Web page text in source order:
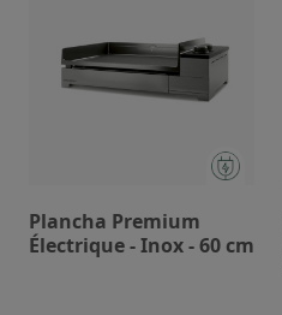
Plancha Premium
Électrique - Inox - 60 cm